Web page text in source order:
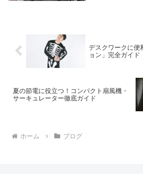
デスクワークに便
ョン」完全ガイド
夏の節電に役立つ！コンパクト扇風機・
サーキュレーター徹底ガイド
ホーム ブログ